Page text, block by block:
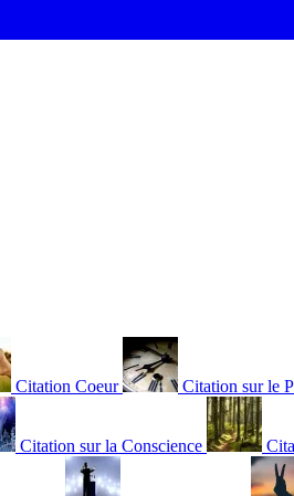
Citation Coeur Citation sur le
Citation sur la Conscience